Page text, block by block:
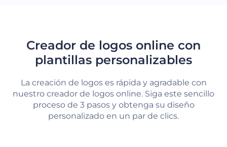
Creador de logos online con
plantillas personalizables
La creación de logos es rápida y agradable con
nuestro creador de logos online. Siga este sencillo
proceso de 3 pasos y obtenga su diseño
personalizado en un par de clics.